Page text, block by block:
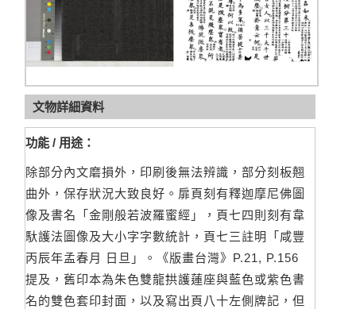
文物詳細資料
功能 / 用途：
除部分內文磨損外，印刷後無法辨識，部分刻板翹
曲外，保存狀況大致良好。扉頁刻有釋迦摩尼佛圖
像及書名「金剛般若波羅蜜經」，頁七四則刻有韋
馱護法圖像及大小字字數統計，頁七三註明「咸豐
丙辰年孟春月 日旦」。《版畫台灣》P.21, P.156
提及，舊印本為朱色雙龍拱護蓮座與藍色或紫色書
名的雙色套印封面，以及寫出頁八十左側牌記，但